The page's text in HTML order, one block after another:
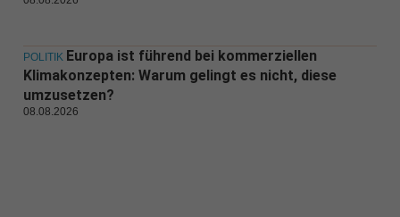
POLITIK Europa ist führend bei kommerziellen
Klimakonzepten: Warum gelingt es nicht, diese
umzusetzen?
08.08.2026